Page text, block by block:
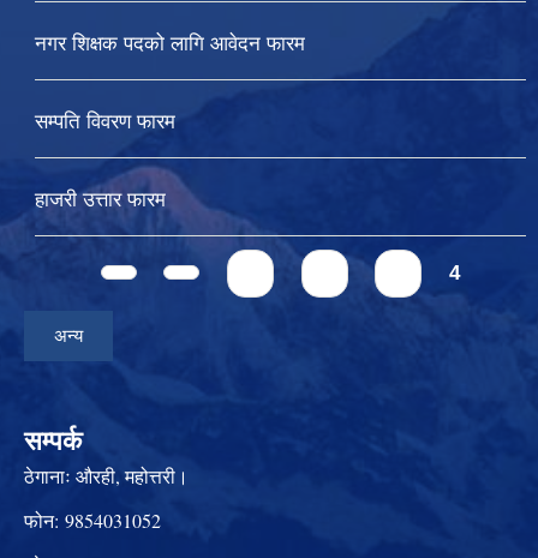
नगर शिक्षक पदको लागि आवेदन फारम
सम्पति विवरण फारम
हाजरी उत्तार फारम
Pages 4
अन्य
सम्पर्क
ठेगानाः औरही, महोत्तरी।
फोन: 9854031052